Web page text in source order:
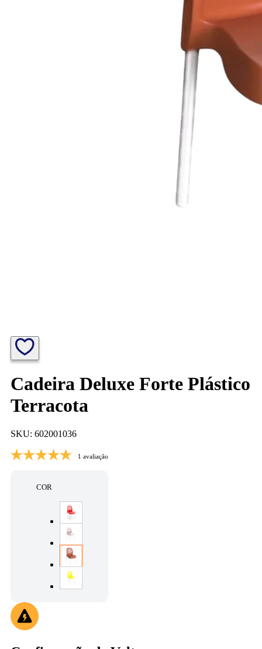
Cadeira Deluxe Forte Plástico
Terracota
SKU: 602001036
1 avaliação
COR